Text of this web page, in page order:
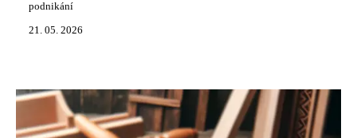
podnikání
21. 05. 2026